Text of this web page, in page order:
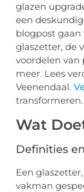
glazen
een
blogpost gaan
glaszetter, de
voordelen van
meer. Lees
Veenendaal.
transformeren.
Wat
Definities
Een
vakman